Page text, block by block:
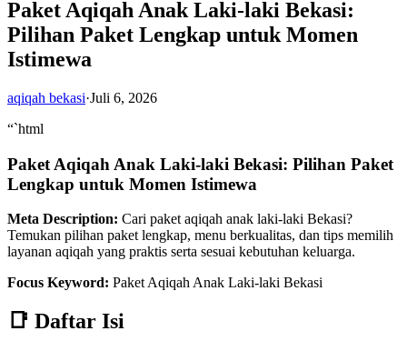
Paket Aqiqah Anak Laki-laki Bekasi:
Pilihan Paket Lengkap untuk Momen
Istimewa
aqiqah bekasi·Juli 6, 2026
“`html
Paket Aqiqah Anak Laki-laki Bekasi: Pilihan Paket
Lengkap untuk Momen Istimewa
Meta Description: Cari paket aqiqah anak laki-laki Bekasi?
Temukan pilihan paket lengkap, menu berkualitas, dan tips memilih
layanan aqiqah yang praktis serta sesuai kebutuhan keluarga.
Focus Keyword: Paket Aqiqah Anak Laki-laki Bekasi
📑 Daftar Isi